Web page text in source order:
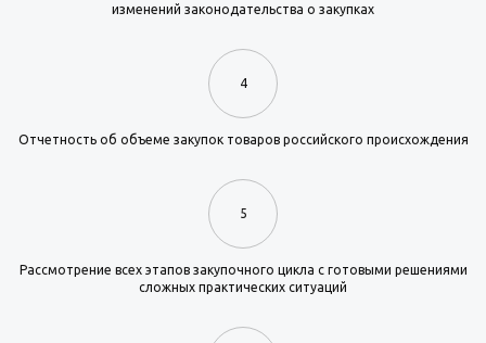
изменений законодательства о закупках
4
Отчетность об объеме закупок товаров российского происхождения
5
Рассмотрение всех этапов закупочного цикла с готовыми решениями
сложных практических ситуаций